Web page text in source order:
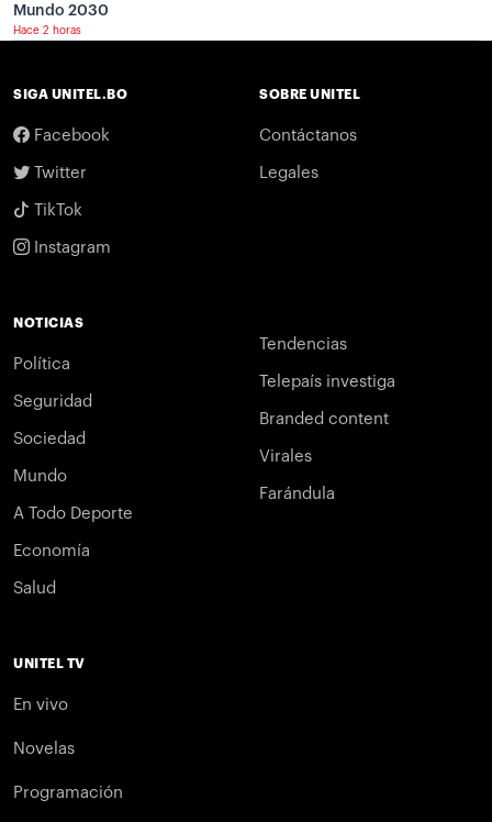
Mundo 2030
Hace 2 horas
SIGA UNITEL.BO
Facebook
Twitter
TikTok
Instagram
SOBRE UNITEL
Contáctanos
Legales
NOTICIAS
Política
Seguridad
Sociedad
Mundo
A Todo Deporte
Economía
Salud
Tendencias
Telepaís investiga
Branded content
Virales
Farándula
UNITEL TV
En vivo
Novelas
Programación